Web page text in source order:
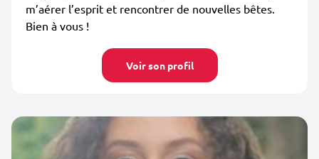
m’aérer l’esprit et rencontrer de nouvelles bêtes.
Bien à vous !
Voir son profil